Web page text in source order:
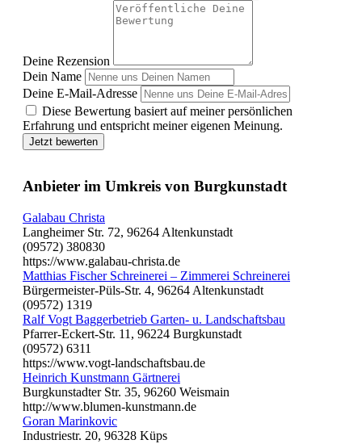
Deine Rezension
Dein Name
Deine E-Mail-Adresse
Diese Bewertung basiert auf meiner persönlichen
Erfahrung und entspricht meiner eigenen Meinung.
Jetzt bewerten
Anbieter im Umkreis von Burgkunstadt
Galabau Christa
Langheimer Str. 72, 96264 Altenkunstadt
(09572) 380830
https://www.galabau-christa.de
Matthias Fischer Schreinerei – Zimmerei Schreinerei
Bürgermeister-Püls-Str. 4, 96264 Altenkunstadt
(09572) 1319
Ralf Vogt Baggerbetrieb Garten- u. Landschaftsbau
Pfarrer-Eckert-Str. 11, 96224 Burgkunstadt
(09572) 6311
https://www.vogt-landschaftsbau.de
Heinrich Kunstmann Gärtnerei
Burgkunstadter Str. 35, 96260 Weismain
http://www.blumen-kunstmann.de
Goran Marinkovic
Industriestr. 20, 96328 Küps